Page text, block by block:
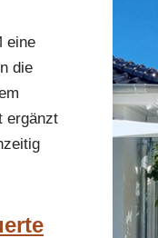
eine
die
ergänzt